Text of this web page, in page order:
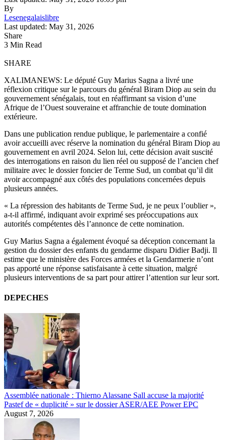
By
Lesenegalaislibre
Last updated: May 31, 2026
Share
3 Min Read
SHARE
XALIMANEWS: Le député Guy Marius Sagna a livré une
réflexion critique sur le parcours du général Biram Diop au sein du
gouvernement sénégalais, tout en réaffirmant sa vision d’une
Afrique de l’Ouest souveraine et affranchie de toute domination
extérieure.
Dans une publication rendue publique, le parlementaire a confié
avoir accueilli avec réserve la nomination du général Biram Diop au
gouvernement en avril 2024. Selon lui, cette décision avait suscité
des interrogations en raison du lien réel ou supposé de l’ancien chef
militaire avec le dossier foncier de Terme Sud, un combat qu’il dit
avoir accompagné aux côtés des populations concernées depuis
plusieurs années.
« La répression des habitants de Terme Sud, je ne peux l’oublier »,
a-t-il affirmé, indiquant avoir exprimé ses préoccupations aux
autorités compétentes dès l’annonce de cette nomination.
Guy Marius Sagna a également évoqué sa déception concernant la
gestion du dossier des enfants du gendarme disparu Didier Badji. Il
estime que le ministère des Forces armées et la Gendarmerie n’ont
pas apporté une réponse satisfaisante à cette situation, malgré
plusieurs interventions de sa part pour attirer l’attention sur leur sort.
DEPECHES
Assemblée nationale : Thierno Alassane Sall accuse la majorité
Pastef de « duplicité » sur le dossier ASER/AEE Power EPC
August 7, 2026